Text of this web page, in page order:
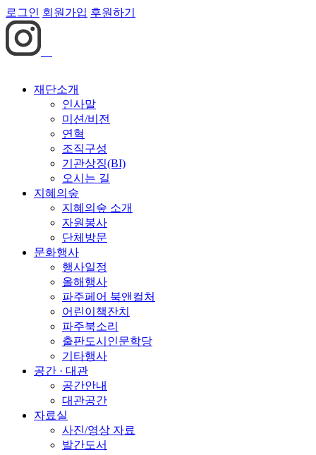
로그인 회원가입 후원하기
재단소개
인사말
미션/비전
연혁
조직구성
기관상징(BI)
오시는 길
지혜의숲
지혜의숲 소개
자원봉사
단체방문
문화행사
행사일정
올해행사
파주페어 북앤컬처
어린이책잔치
파주북소리
출판도시인문학당
기타행사
공간 · 대관
공간안내
대관공간
자료실
사진/영상 자료
발간도서